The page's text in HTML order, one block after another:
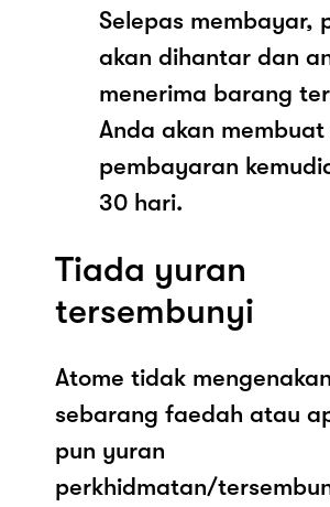
Selepas membayar,
akan dihantar dan
menerima barang
Anda akan membuat
pembayaran
30 hari.
Tiada yuran
tersembunyi
Atome tidak mengenakan
sebarang faedah atau
pun yuran
perkhidmatan/